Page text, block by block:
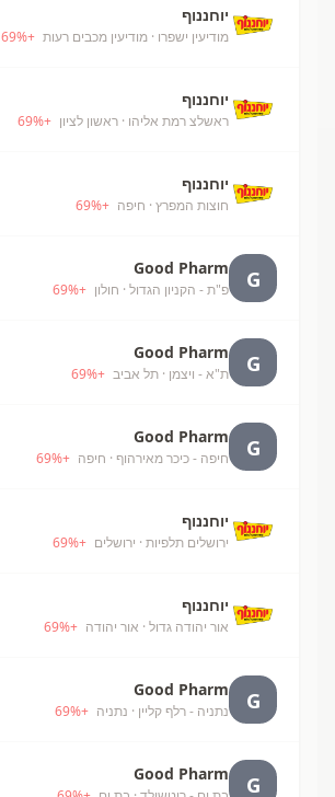
יוחננוף
מודיעין ישפרו · מודיעין מכבים רעות +
69%
יוחננוף
ראשלצ רמת אליהו · ראשון לציון +
69%
יוחננוף
חוצות המפרץ · חיפה +
69%
G
Good Pharm
פ"ת - הקניון הגדול · חולון +
69%
G
Good Pharm
ת"א - ויצמן · תל אביב +
69%
G
Good Pharm
חיפה - כיכר מאירהוף · חיפה +
69%
יוחננוף
ירושלים תלפיות · ירושלים +
69%
יוחננוף
אור יהודה גדול · אור יהודה +
69%
G
Good Pharm
נתניה - רלף קליין · נתניה +
69%
G
Good Pharm